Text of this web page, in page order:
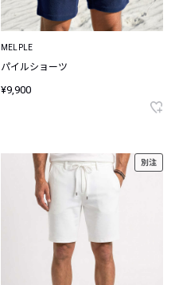
MELPLE
パイルショーツ
¥9,900
別注